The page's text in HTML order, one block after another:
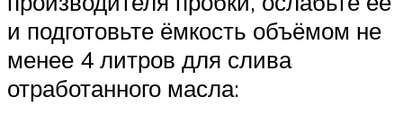
и подготовьте ёмкость объёмом не
менее 4 литров для слива
отработанного масла: